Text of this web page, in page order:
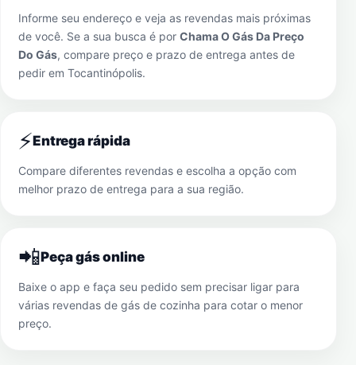
Informe seu endereço e veja as revendas mais próximas
de você. Se a sua busca é por Chama O Gás Da Preço
Do Gás, compare preço e prazo de entrega antes de
pedir em Tocantinópolis.
⚡Entrega rápida
Compare diferentes revendas e escolha a opção com
melhor prazo de entrega para a sua região.
📲Peça gás online
Baixe o app e faça seu pedido sem precisar ligar para
várias revendas de gás de cozinha para cotar o menor
preço.